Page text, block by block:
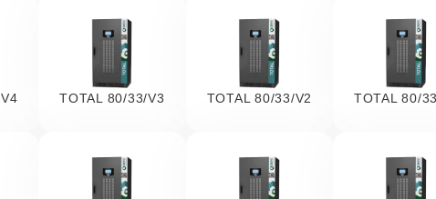
TOTAL 80/33/V3 TOTAL 80/33/V2 TOTAL 80/